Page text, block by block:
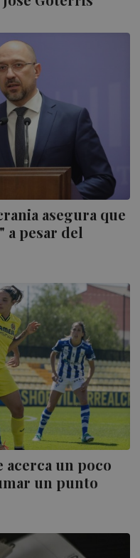
asegura que
a pesar del
acerca un poco
un punto